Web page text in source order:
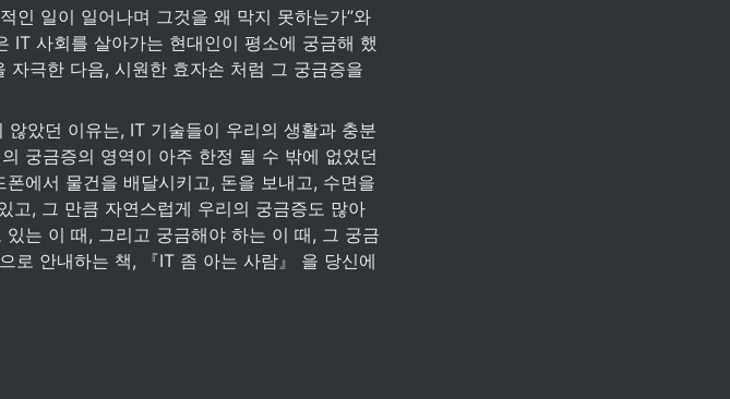
인 일이 일어나며 그것을 왜 막지 못하는가”와
IT 사회를 살아가는 현대인이 평소에 궁금해 했
극한 다음, 시원한 효자손 처럼 그 궁금증을
았던 이유는, IT 기술들이 우리의 생활과 충분
궁금증의 영역이 아주 한정 될 수 밖에 없었던
에서 물건을 배달시키고, 돈을 보내고, 수면을
고, 그 만큼 자연스럽게 우리의 궁금증도 많아
는 이 때, 그리고 궁금해야 하는 이 때, 그 궁금
로 안내하는 책, 『IT 좀 아는 사람』 을 당신에